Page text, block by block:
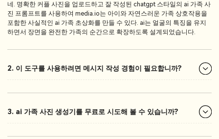
네. 명확한 커플 사진을 업로드하고 잘 작성된 chatgpt 스타일의 ai 가족 사
진 프롬프트를 사용하여 media.io는 아이와 자연스러운 가족 상호작용을
포함한 사실적인 ai 가족 초상화를 만들 수 있다. ai는 얼굴의 특징을 유지
하면서 장면을 완전한 가족의 순간으로 확장하도록 설계되었습니다.
2. 이 도구를 사용하려면 메시지 작성 경험이 필요합니까?
3. ai 가족 사진 생성기를 무료로 시도해 볼 수 있습니까?